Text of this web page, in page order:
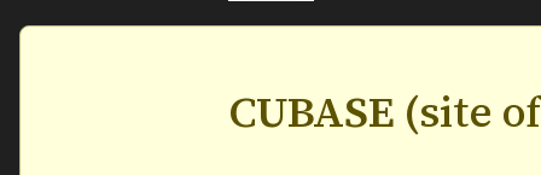
CUBASE (site